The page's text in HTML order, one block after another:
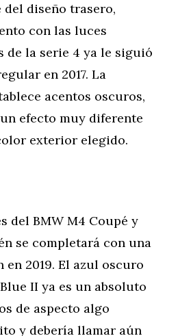
diseño trasero,
con las luces
de la serie 4 ya le siguió
en 2017. La
acentos oscuros,
efecto muy diferente
exterior elegido.
del BMW M4 Coupé y
se completará con una
2019. El azul oscuro
II ya es un absoluto
de aspecto algo
y debería llamar aún